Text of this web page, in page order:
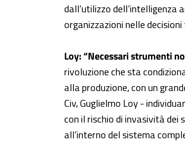
dall’utilizzo
organizzazioni nelle
Loy: “Necessari strumenti
rivoluzione che sta
alla produzione, con un
Civ, Guglielmo Loy -
con il rischio di invasività
all’interno del sistema